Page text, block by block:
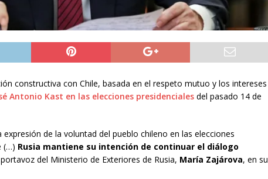
constructiva con Chile, basada en el respeto mutuo y los intereses
Antonio Kast en las elecciones presidenciales del pasado 14 de
de la voluntad del pueblo chileno en las elecciones
(…) Rusia mantiene su intención de continuar el diálogo
del Ministerio de Exteriores de Rusia, María Zajárova, en su